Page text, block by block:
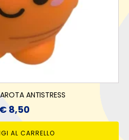
ANTISTRESS
€ 8,50
AL CARRELLO